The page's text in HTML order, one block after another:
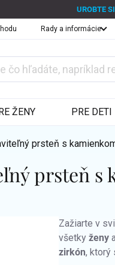
UROBTE
Rady a informácie
ŽENY PRE DETI
prsteň s
prsteň s
Zažiarte v
všetky ženy
zirkón, ktorý